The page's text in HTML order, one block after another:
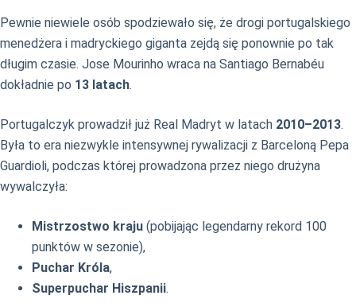
Pewnie niewiele osób spodziewało się, że drogi portugalskiego
menedżera i madryckiego giganta zejdą się ponownie po tak
długim czasie. Jose Mourinho wraca na Santiago Bernabéu
dokładnie po 13 latach.
Portugalczyk prowadził już Real Madryt w latach 2010–2013.
Była to era niezwykle intensywnej rywalizacji z Barceloną Pepa
Guardioli, podczas której prowadzona przez niego drużyna
wywalczyła:
Mistrzostwo kraju (pobijając legendarny rekord 100
punktów w sezonie),
Puchar Króla,
Superpuchar Hiszpanii.